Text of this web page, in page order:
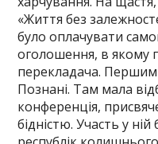
«Життя без
було оплачувати
оголошення, в якому
перекладача.
Познані. Там мала
конференція,
бідністю. Участь у